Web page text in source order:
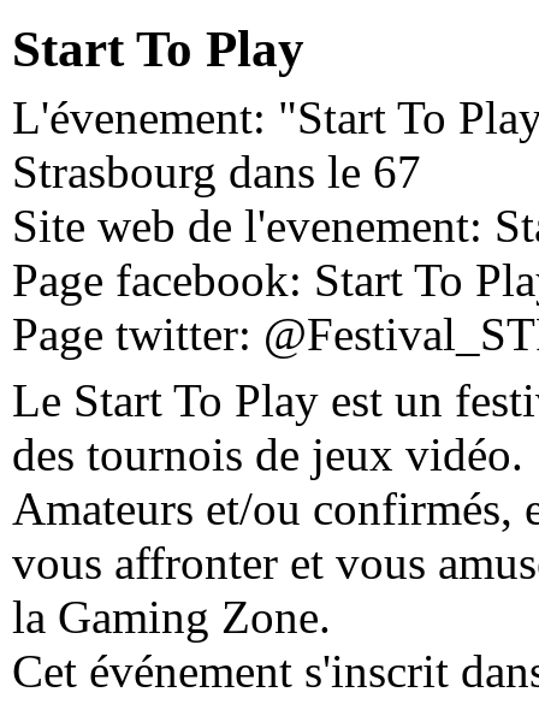
Start To Play
L'évenement: "Start To
Strasbourg dans le 67
Site web de l'evenement:
Page facebook: Start To
Page twitter:
Le Start To Play est un
des tournois de jeux vidéo.
Amateurs et/ou confirmés,
vous affronter et vous
la Gaming Zone.
Cet événement s'inscrit